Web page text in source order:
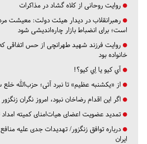
روایت روحانی از کلاه گشاد در مذاکرات
رهبرانقلاب در دیدار هیئت دولت: معیشت
است؛ برای انضباط بازار چاره‌اندیشی شود
روایت فرزند شهید طهرانچی از حس اتفاقی
خانواده بود
آي كيو يا اِي كيو؟!
از «یکشنبه عظیم» تا نبرد آتی؛ حزب‌الله
اگر این اقدام رضاخان نبود، امروز نگران
تمدید عضویت اعضای هیات‌امنای کمیته
درباره توافق زنگزور/ تهدیدات جدی علیه
ایران